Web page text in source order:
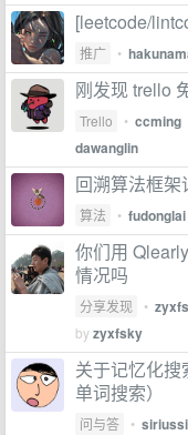
[leetcode/
推广 •
刚发现 trello
Trello • ccming
dawanglin
回溯算法框
算法 • fudonglai
你们用
情况吗
分享发现 •
byzyxfsky
关于记忆化
单词搜索）
问与答 •